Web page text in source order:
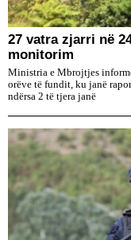
27 vatra zjarri në
monitorim
Ministria e Mbrojtjes
orëve të fundit, ku janë
ndërsa 2 të tjera janë